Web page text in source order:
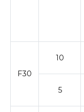
F30
10
5